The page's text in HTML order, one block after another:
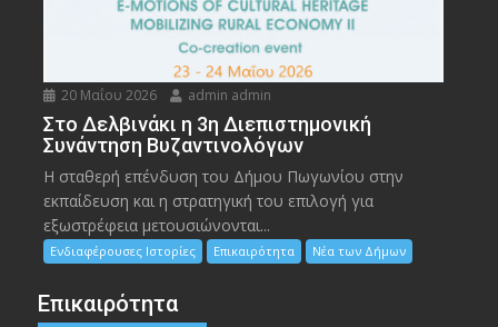
20 Μαΐου 2026 admin admin
Στο Δελβινάκι η 3η Διεπιστημονική
Συνάντηση Βυζαντινολόγων
Η σταθερή επένδυση του Δήμου Πωγωνίου στην
εκπαίδευση και η στρατηγική του επιλογή για
εξωστρέφεια μετουσιώνονται...
Ενδιαφέρουσες Ιστορίες Επικαιρότητα Νέα των Δήμων
Επικαιρότητα